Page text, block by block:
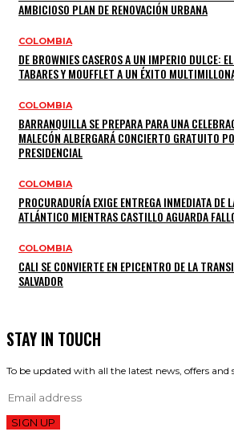
AMBICIOSO PLAN DE RENOVACIÓN URBANA
COLOMBIA
DE BROWNIES CASEROS A UN IMPERIO DULCE:
TABARES Y MOUFFLET A UN ÉXITO
COLOMBIA
BARRANQUILLA SE PREPARA PARA UNA
MALECÓN ALBERGARÁ CONCIERTO GRATUITO
PRESIDENCIAL
COLOMBIA
PROCURADURÍA EXIGE ENTREGA INMEDIATA DE
ATLÁNTICO MIENTRAS CASTILLO AGUARDA
COLOMBIA
CALI SE CONVIERTE EN EPICENTRO DE LA
SALVADOR
STAY IN TOUCH
To be updated with all the latest news, offers and
SIGN UP